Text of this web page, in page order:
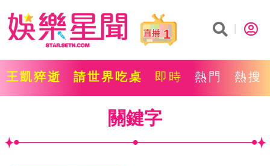
1
王凱猝逝 請世界吃桌 即時 熱門 熱搜
關鍵字